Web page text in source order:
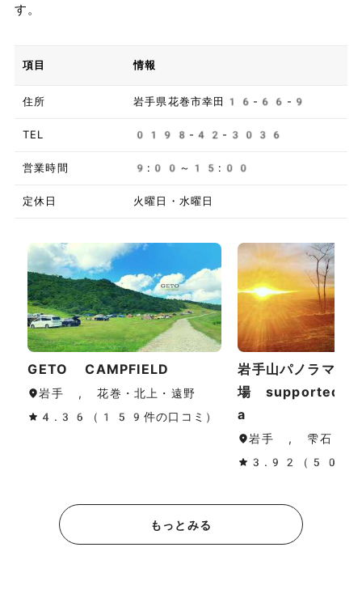
す。
項目 情報
住所 岩手県花巻市幸田16-66-9
TEL 0198-42-3036
営業時間 9:00～15:00
定休日 火曜日・水曜日
GETO CAMPFIELD
岩手 , 花巻・北上・遠野
4.36（159件の口コミ）
岩手山パノラマ大
場 supported
a
岩手 , 雫石
3.92（50件の
もっとみる